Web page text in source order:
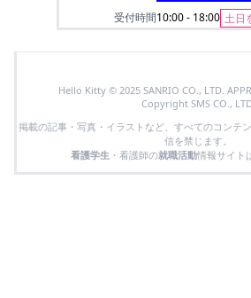
受付時間10:00 - 18:00 土日
Hello Kitty © 2025 SANRIO CO., LTD.
Copyright SMS CO.,
掲載の記事・写真・イラストなど、すべてのコンテ
信を禁じます。
看護学生 ・看護師の就職活動情報サイト